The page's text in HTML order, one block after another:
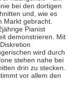
bei den dortigen
und, wie es
Markt gebracht.
Pianist
demonstrieren. Mit
wird durch
stehen nahe bei
drin zu stecken.
vor allem den